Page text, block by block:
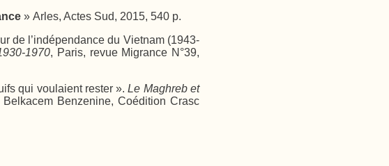
» Arles, Actes Sud, 2015, 540 p.
de l’indépendance du Vietnam (1943-
1970, Paris, revue Migrance N°39,
qui voulaient rester ».Le Maghreb et
Benzenine, Coédition Crasc